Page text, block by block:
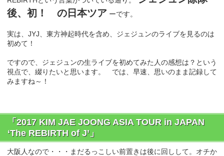
後、初！ の日本ツア ーです。
実は、JYJ、東方神起時代を含め、ジェジュンのライブを見るのは
初めて！
ですので、ジェジュンの生ライブを初めてみた人の感想は？という
視点で、綴りたいと思います。 では、早速、思いのまま記録して
みますね～！
「2017 KIM JAE JOONG ASIA TOUR in JAPAN
‘The REBIRTH of J’」
大阪人なので・・・まだるっこしい前置きは後に回しして。オチか